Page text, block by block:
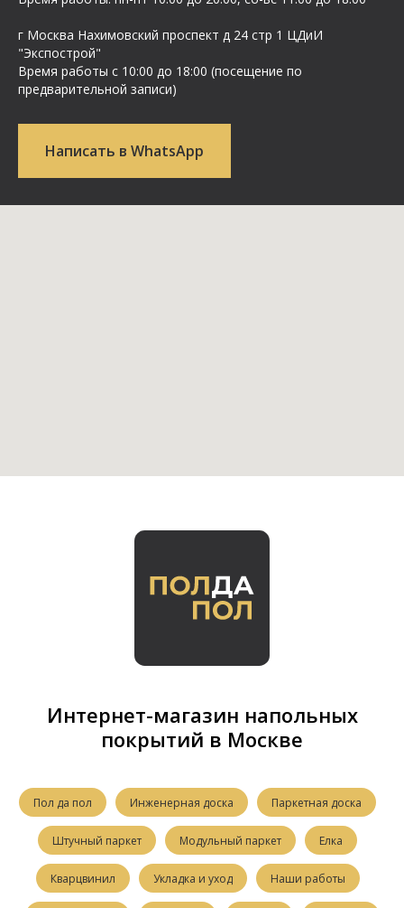
г Москва Нахимовский проспект д 24 стр 1 ЦДиИ
"Экспострой"
Время работы с 10:00 до 18:00 (посещение по
предварительной записи)
Написать в WhatsApp
Интернет-магазин напольных
покрытий в Москве
Пол да пол Инженерная доска Паркетная доска
Штучный паркет Модульный паркет Елка
Кварцвинил Укладка и уход Наши работы